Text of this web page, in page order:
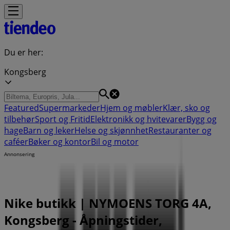
Du er her:
Kongsberg
FeaturedSupermarkederHjem og møblerKlær, sko og
tilbehørSport og FritidElektronikk og hvitevarerBygg og
hageBarn og lekerHelse og skjønnhetRestauranter og
caféerBøker og kontorBil og motor
Annonsering
Nike butikk | NYMOENS TORG 4A,
Kongsberg - Åpningstider,